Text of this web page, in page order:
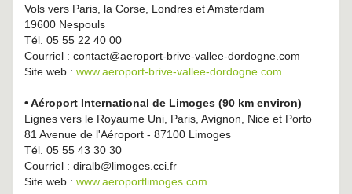
Vols vers Paris, la Corse, Londres et Amsterdam
19600 Nespouls
Tél. 05 55 22 40 00
Courriel : contact@aeroport-brive-vallee-dordogne.com
Site web : www.aeroport-brive-vallee-dordogne.com
• Aéroport International de Limoges (90 km environ)
Lignes vers le Royaume Uni, Paris, Avignon, Nice et Porto
81 Avenue de l'Aéroport - 87100 Limoges
Tél. 05 55 43 30 30
Courriel : diralb@limoges.cci.fr
Site web : www.aeroportlimoges.com